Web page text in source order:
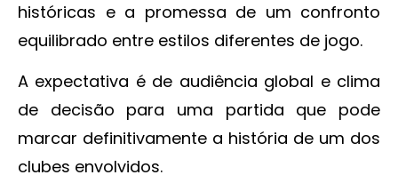
históricas e a promessa de um confronto
equilibrado entre estilos diferentes de jogo.
A expectativa é de audiência global e clima
de decisão para uma partida que pode
marcar definitivamente a história de um dos
clubes envolvidos.